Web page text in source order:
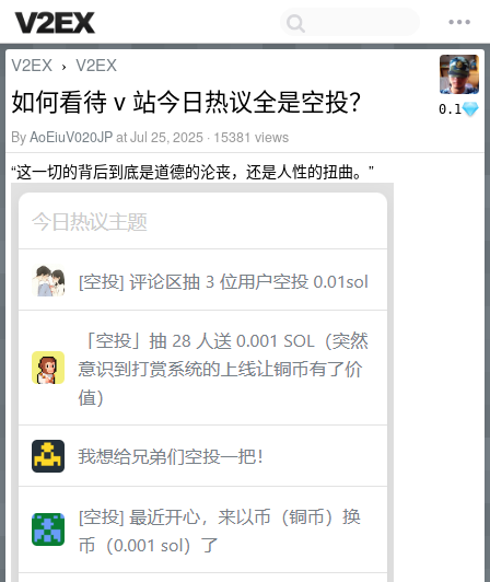
0.1
V2EX › V2EX
如何看待 v 站今日热议全是空投？
ByAoEiuV020JPat Jul 25, 2025 · 15381 views
“这一切的背后到底是道德的沦丧，还是人性的扭曲。”